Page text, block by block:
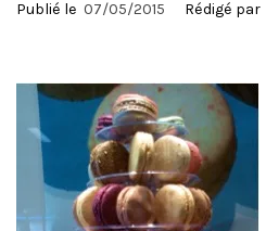
Publié le 07/05/2015 Rédigé par